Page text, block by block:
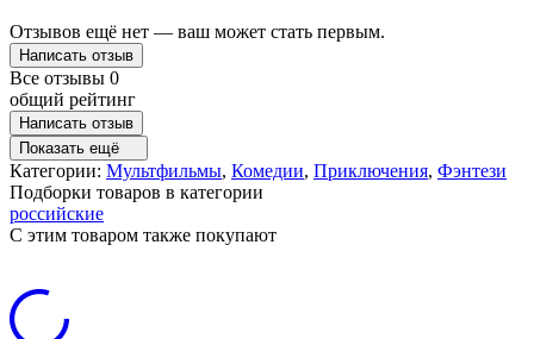
Отзывов ещё нет — ваш может стать первым.
Написать отзыв
Все отзывы 0
общий рейтинг
Написать отзыв
Показать ещё
Категории: Мультфильмы, Комедии, Приключения, Фэнтези
Подборки товаров в категории
российские
C этим товаром также покупают